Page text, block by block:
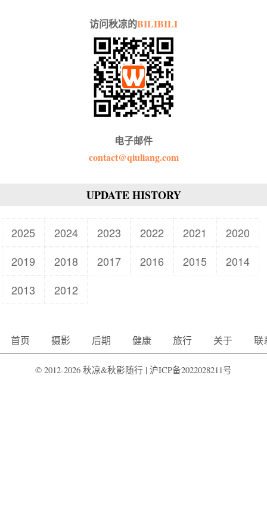
访问秋凉的BILIBILI
电子邮件
contact@qiuliang.com
UPDATE HISTORY
2025 2024 2023 2022 2021
2020
2019
2018 2017 2016 2015
2014
2013
2012
首页 摄影 后期 健康 旅行 关于 联
© 2012-2026 秋凉&秋影随行 | 沪ICP备2022028211号